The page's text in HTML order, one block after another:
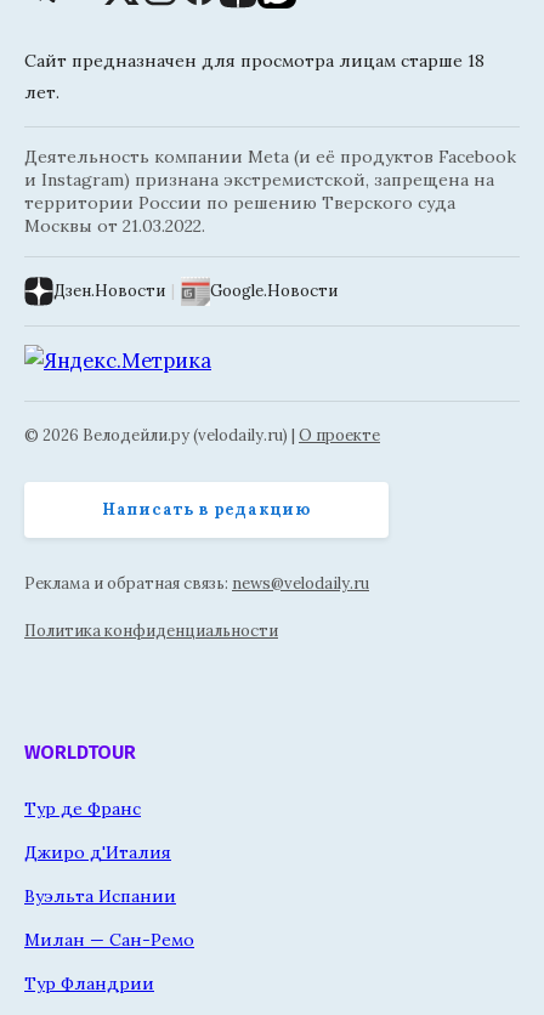
Сайт предназначен для просмотра лицам старше 18
лет.
Деятельность компании Meta (и её продуктов Facebook
и Instagram) признана экстремистской, запрещена на
территории России по решению Тверского суда
Москвы от 21.03.2022.
Дзен.Новости | Google.Новости
© 2026 Велодейли.ру (velodaily.ru) | О проекте
Написать в редакцию
Реклама и обратная связь: news@velodaily.ru
Политика конфиденциальности
WORLDTOUR
Тур де Франс
Джиро д'Италия
Вуэльта Испании
Милан — Сан-Ремо
Тур Фландрии